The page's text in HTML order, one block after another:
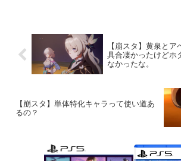
【崩スタ】黄泉と
具合凄かったけどホ
なかったな。
【崩スタ】単体特化キャラって使い道あ
るの？